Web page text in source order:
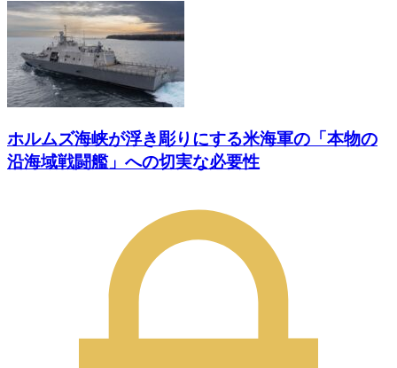
ホルムズ海峡が浮き彫りにする米海軍の「本物の
沿海域戦闘艦」への切実な必要性